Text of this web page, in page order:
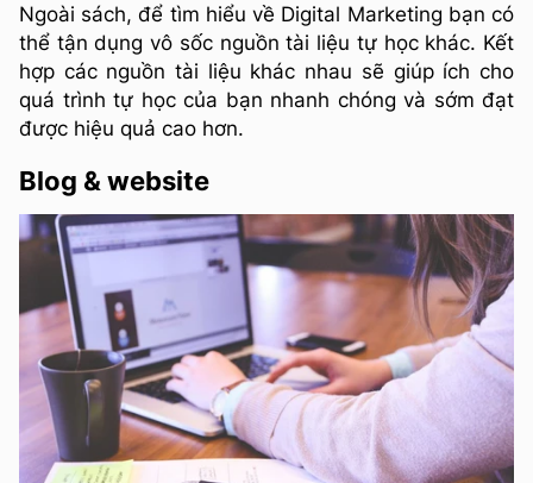
Ngoài sách, để tìm hiểu về Digital Marketing bạn có
thể tận dụng vô sốc nguồn tài liệu tự học khác. Kết
hợp các nguồn tài liệu khác nhau sẽ giúp ích cho
quá trình tự học của bạn nhanh chóng và sớm đạt
được hiệu quả cao hơn.
Blog & website